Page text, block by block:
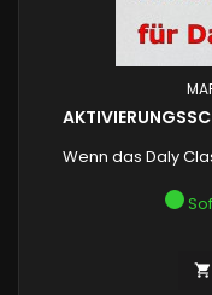
Wenn das Daly
